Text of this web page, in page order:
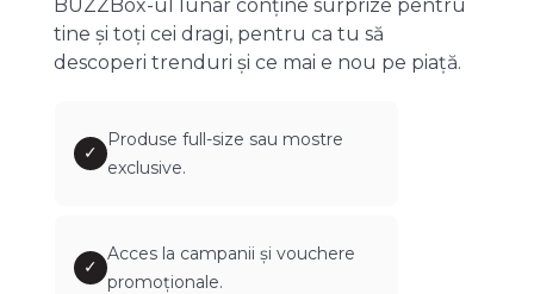
BUZZBox-ul lunar conține surprize pentru
tine și toți cei dragi, pentru ca tu să
descoperi trenduri și ce mai e nou pe piață.
✓
Produse full-size sau mostre
exclusive.
✓
Acces la campanii și vouchere
promoționale.